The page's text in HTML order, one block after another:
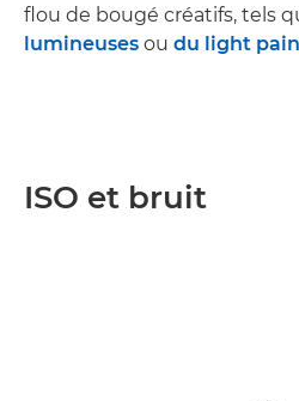
flou de bougé créatifs, tels
lumineuses ou du light
ISO et bruit